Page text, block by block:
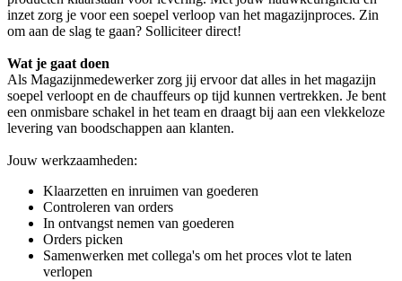
inzet zorg je voor een soepel verloop van het magazijnproces. Zin
om aan de slag te gaan? Solliciteer direct!
Wat je gaat doen
Als Magazijnmedewerker zorg jij ervoor dat alles in het magazijn
soepel verloopt en de chauffeurs op tijd kunnen vertrekken. Je bent
een onmisbare schakel in het team en draagt bij aan een vlekkeloze
levering van boodschappen aan klanten.
Jouw werkzaamheden:
Klaarzetten en inruimen van goederen
Controleren van orders
In ontvangst nemen van goederen
Orders picken
Samenwerken met collega's om het proces vlot te laten
verlopen